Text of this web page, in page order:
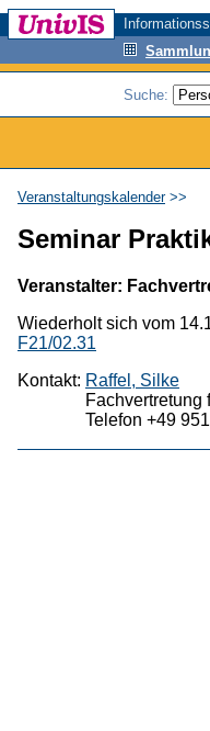
Suche:
Veranstaltungskalender>>
Seminar
Veranstalter:
Wiederholt sich vom
F21/02.31
Kontakt: Raffel, Silke
Fachvertretung
Telefon +49